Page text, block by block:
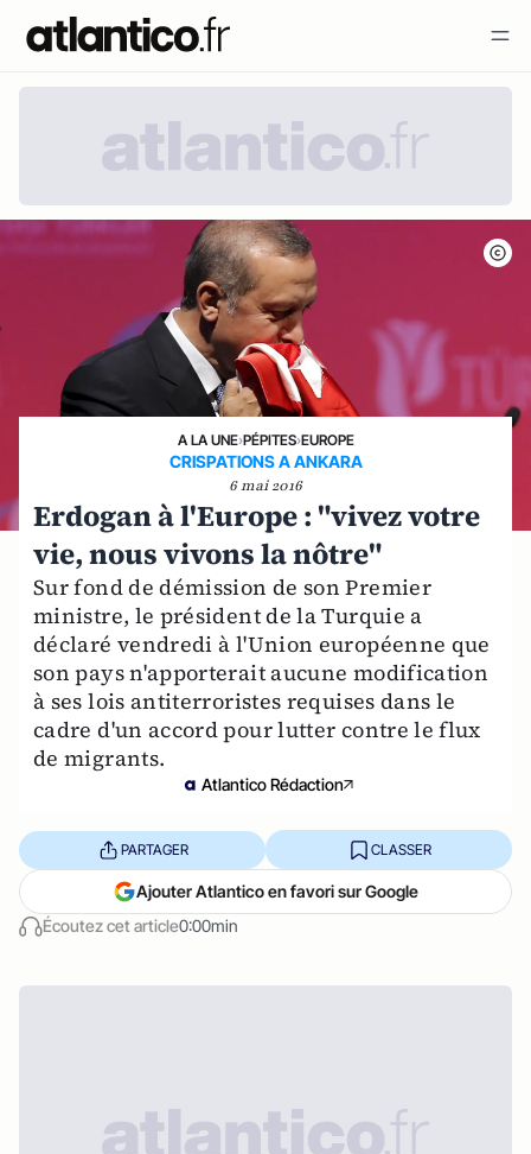
A LA UNE›PÉPITES›EUROPE
CRISPATIONS A ANKARA
6 mai 2016
Erdogan à l'Europe : "vivez votre
vie, nous vivons la nôtre"
Sur fond de démission de son Premier
ministre, le président de la Turquie a
déclaré vendredi à l'Union européenne que
son pays n'apporterait aucune modification
à ses lois antiterroristes requises dans le
cadre d'un accord pour lutter contre le flux
de migrants.
Atlantico Rédaction
Écoutez cet article0:00min
PARTAGER CLASSER
Ajouter Atlantico en favori sur Google